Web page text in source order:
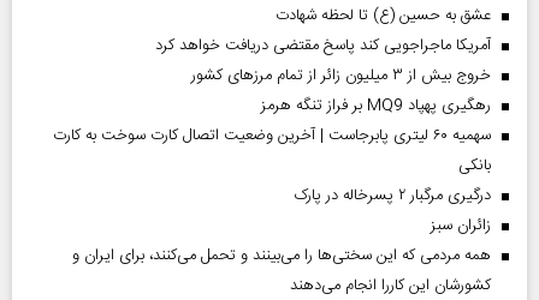
عشق به حسین (ع) تا لحظه شهادت
آمریکا ماجراجویی کند پاسخ مقتضی دریافت خواهد کرد
خروج بیش از ۳ میلیون زائر از تمام مرز‌های کشور
رهگیری پهپاد MQ9 بر فراز تنگه هرمز
سهمیه ۶۰ لیتری پابرجاست | آخرین وضعیت اتصال کارت سوخت به کارت
بانکی
درگیری مرگبار ۲ پسرخاله در پارک
‌زائران سبز
همه مردمی که این سختی‌ها را می‌بینند و تحمل می‌کنند، برای ایران و
کشورشان این کاررا انجام می‌دهند